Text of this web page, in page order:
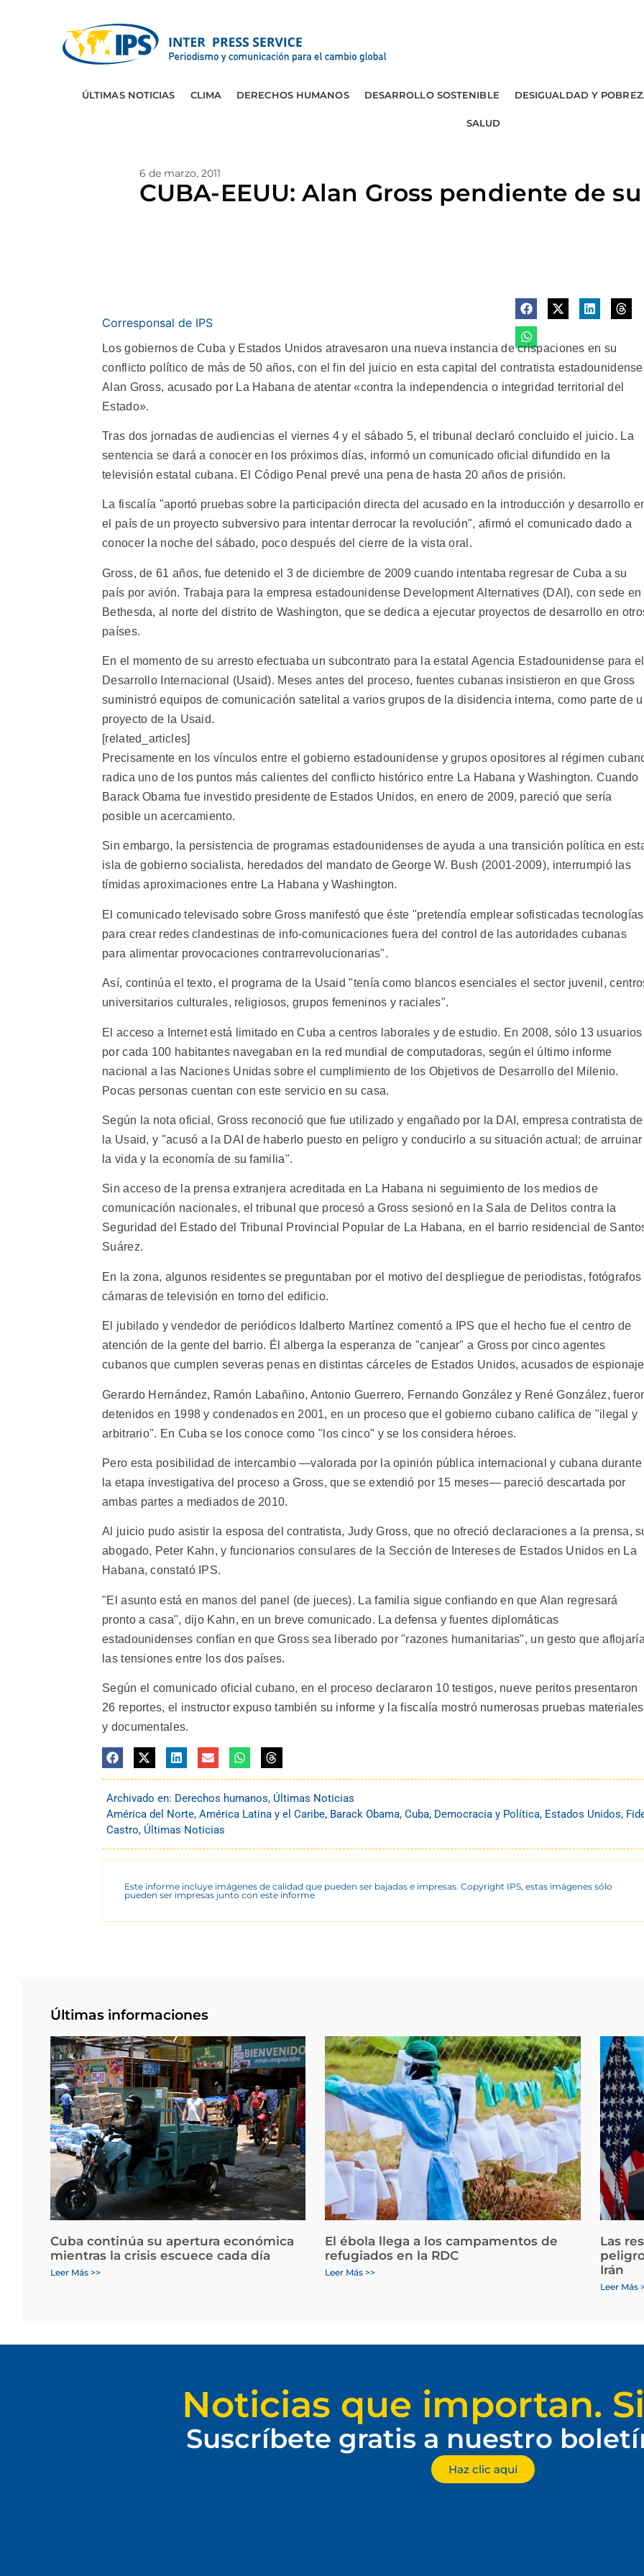
ÚLTIMAS NOTICIAS CLIMA DERECHOS HUMANOS DESARROLLO SOSTENIBLE DESIGUALDAD Y
SALUD
6 de marzo, 2011
CUBA-EEUU: Alan Gross pendiente de
Corresponsal de IPS
Los gobiernos de Cuba y Estados Unidos atravesaron una nueva instancia de crispaciones en su
conflicto político de más de 50 años, con el fin del juicio en esta capital del contratista estadounidense
Alan Gross, acusado por La Habana de atentar «contra la independencia o integridad territorial del
Estado».
Tras dos jornadas de audiencias el viernes 4 y el sábado 5, el tribunal declaró concluido el juicio. La
sentencia se dará a conocer en los próximos días, informó un comunicado oficial difundido en la
televisión estatal cubana. El Código Penal prevé una pena de hasta 20 años de prisión.
La fiscalía "aportó pruebas sobre la participación directa del acusado en la introducción y desarrollo
el país de un proyecto subversivo para intentar derrocar la revolución", afirmó el comunicado dado a
conocer la noche del sábado, poco después del cierre de la vista oral.
Gross, de 61 años, fue detenido el 3 de diciembre de 2009 cuando intentaba regresar de Cuba a su
país por avión. Trabaja para la empresa estadounidense Development Alternatives (DAI), con sede en
Bethesda, al norte del distrito de Washington, que se dedica a ejecutar proyectos de desarrollo en
países.
En el momento de su arresto efectuaba un subcontrato para la estatal Agencia Estadounidense para el
Desarrollo Internacional (Usaid). Meses antes del proceso, fuentes cubanas insistieron en que Gross
suministró equipos de comunicación satelital a varios grupos de la disidencia interna, como parte de
proyecto de la Usaid.
[related_articles]
Precisamente en los vínculos entre el gobierno estadounidense y grupos opositores al régimen
radica uno de los puntos más calientes del conflicto histórico entre La Habana y Washington. Cuando
Barack Obama fue investido presidente de Estados Unidos, en enero de 2009, pareció que sería
posible un acercamiento.
Sin embargo, la persistencia de programas estadounidenses de ayuda a una transición política en
isla de gobierno socialista, heredados del mandato de George W. Bush (2001-2009), interrumpió las
tímidas aproximaciones entre La Habana y Washington.
El comunicado televisado sobre Gross manifestó que éste "pretendía emplear sofisticadas tecnologías
para crear redes clandestinas de info-comunicaciones fuera del control de las autoridades cubanas
para alimentar provocaciones contrarrevolucionarias".
Así, continúa el texto, el programa de la Usaid "tenía como blancos esenciales el sector juvenil,
universitarios culturales, religiosos, grupos femeninos y raciales".
El acceso a Internet está limitado en Cuba a centros laborales y de estudio. En 2008, sólo 13 usuarios
por cada 100 habitantes navegaban en la red mundial de computadoras, según el último informe
nacional a las Naciones Unidas sobre el cumplimiento de los Objetivos de Desarrollo del Milenio.
Pocas personas cuentan con este servicio en su casa.
Según la nota oficial, Gross reconoció que fue utilizado y engañado por la DAI, empresa contratista de
la Usaid, y "acusó a la DAI de haberlo puesto en peligro y conducirlo a su situación actual; de arruinar
la vida y la economía de su familia".
Sin acceso de la prensa extranjera acreditada en La Habana ni seguimiento de los medios de
comunicación nacionales, el tribunal que procesó a Gross sesionó en la Sala de Delitos contra la
Seguridad del Estado del Tribunal Provincial Popular de La Habana, en el barrio residencial de
Suárez.
En la zona, algunos residentes se preguntaban por el motivo del despliegue de periodistas, fotógrafos
cámaras de televisión en torno del edificio.
El jubilado y vendedor de periódicos Idalberto Martínez comentó a IPS que el hecho fue el centro de
atención de la gente del barrio. Él alberga la esperanza de "canjear" a Gross por cinco agentes
cubanos que cumplen severas penas en distintas cárceles de Estados Unidos, acusados de
Gerardo Hernández, Ramón Labañino, Antonio Guerrero, Fernando González y René González,
detenidos en 1998 y condenados en 2001, en un proceso que el gobierno cubano califica de "ilegal y
arbitrario". En Cuba se los conoce como "los cinco" y se los considera héroes.
Pero esta posibilidad de intercambio —valorada por la opinión pública internacional y cubana durante
la etapa investigativa del proceso a Gross, que se extendió por 15 meses— pareció descartada por
ambas partes a mediados de 2010.
Al juicio pudo asistir la esposa del contratista, Judy Gross, que no ofreció declaraciones a la prensa,
abogado, Peter Kahn, y funcionarios consulares de la Sección de Intereses de Estados Unidos en La
Habana, constató IPS.
"El asunto está en manos del panel (de jueces). La familia sigue confiando en que Alan regresará
pronto a casa", dijo Kahn, en un breve comunicado. La defensa y fuentes diplomáticas
estadounidenses confían en que Gross sea liberado por "razones humanitarias", un gesto que
las tensiones entre los dos países.
Según el comunicado oficial cubano, en el proceso declararon 10 testigos, nueve peritos presentaron
26 reportes, el instructor expuso también su informe y la fiscalía mostró numerosas pruebas materiales
y documentales.
Archivado en: Derechos humanos, Últimas Noticias
América del Norte, América Latina y el Caribe, Barack Obama, Cuba, Democracia y Política, Estados Unidos,
Castro, Últimas Noticias
Este informe incluye imágenes de calidad que pueden ser bajadas e impresas. Copyright IPS, estas imágenes sólo
pueden ser impresas junto con este informe
Últimas informaciones
Cuba continúa su apertura económica
mientras la crisis escuece cada día
Leer Más >>
El ébola llega a los campamentos de
refugiados en la RDC
Leer Más >>
Las
Irán
Leer Más
Noticias que importan.
Suscríbete gratis a nuestro
Haz clic aquí